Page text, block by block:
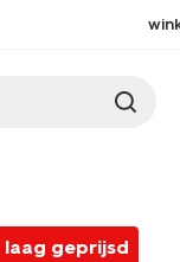
laag geprijsd